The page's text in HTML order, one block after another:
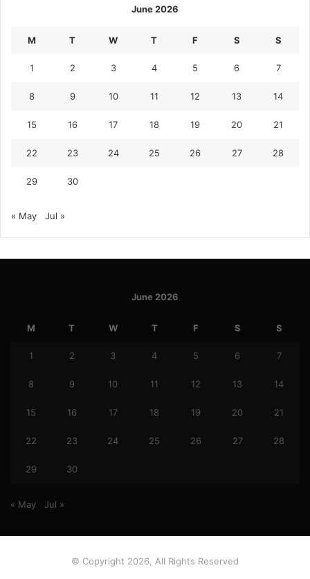
June 2026
M T W T F S S
1 2 3 4 5 6 7
8 9 10 11 12 13 14
15 16 17 18 19 20 21
22 23 24 25 26 27 28
29 30
« May Jul »
June 2026
M T W T F S S
1 2 3 4 5 6 7
8 9 10 11 12 13 14
15 16 17 18 19 20 21
22 23 24 25 26 27 28
29 30
« May Jul »
© Copyright 2026, All Rights Reserved